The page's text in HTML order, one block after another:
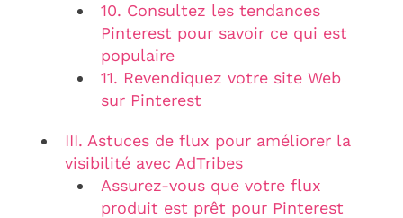
10. Consultez les tendances
Pinterest pour savoir ce qui est
populaire
11. Revendiquez votre site Web
sur Pinterest
III. Astuces de flux pour améliorer la
visibilité avec AdTribes
Assurez-vous que votre flux
produit est prêt pour Pinterest